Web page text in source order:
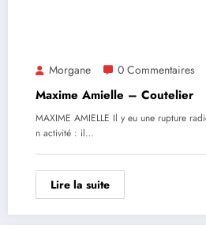
Morgane 0 Commentaires
Maxime Amielle – Coutelier
MAXIME AMIELLE Il y eu une rupture
n activité : il…
Lire la suite